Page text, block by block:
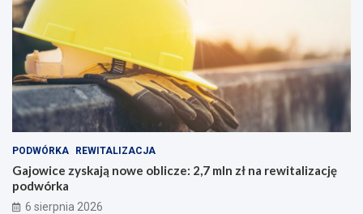
PODWÓRKA REWITALIZACJA
Gajowice zyskają nowe oblicze: 2,7 mln zł na rewitalizację
podwórka
6 sierpnia 2026